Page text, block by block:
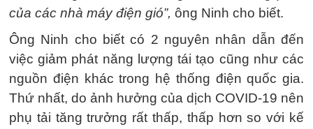
của các nhà máy điện gió”, ông Ninh cho biết.
Ông Ninh cho biết có 2 nguyên nhân dẫn đến
việc giảm phát năng lượng tái tạo cũng như các
nguồn điện khác trong hệ thống điện quốc gia.
Thứ nhất, do ảnh hưởng của dịch COVID-19 nên
phụ tải tăng trưởng rất thấp, thấp hơn so với kế